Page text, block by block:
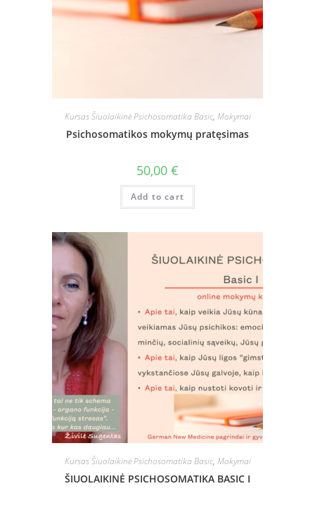
Kursas Šiuolaikinė Psichosomatika Basic, Mokymai
Psichosomatikos mokymų pratęsimas
50,00 €
Add to cart
Kursas Šiuolaikinė Psichosomatika Basic, Mokymai
ŠIUOLAIKINĖ PSICHOSOMATIKA BASIC I